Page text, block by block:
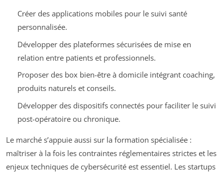
Créer des applications mobiles pour le suivi santé
personnalisée.
Développer des plateformes sécurisées de mise en
relation entre patients et professionnels.
Proposer des box bien-être à domicile intégrant coaching,
produits naturels et conseils.
Développer des dispositifs connectés pour faciliter le suivi
post-opératoire ou chronique.
Le marché s’appuie aussi sur la formation spécialisée :
maîtriser à la fois les contraintes réglementaires strictes et les
enjeux techniques de cybersécurité est essentiel. Les startups